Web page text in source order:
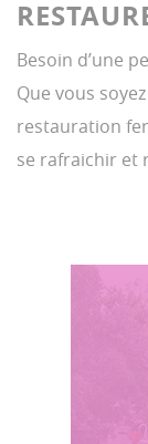
Besoin d’une
Que vous
restauration
se rafraichir et